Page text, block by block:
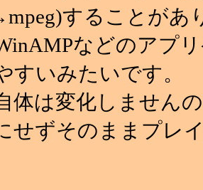
することがあ
などのアプ
すいみたいです。
体は変化しません
せずそのままプレ